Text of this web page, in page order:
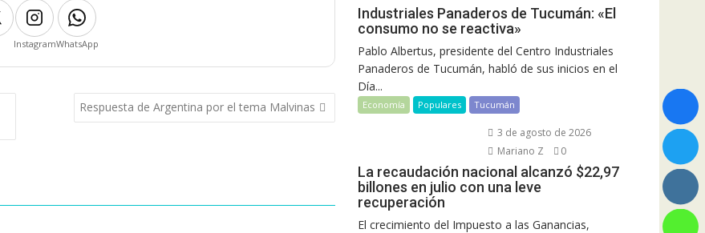
InstagramWhatsApp
Respuesta de Argentina por el tema Malvinas
Industriales Panaderos de Tucumán: «El
consumo no se reactiva»
Pablo Albertus, presidente del Centro Industriales
Panaderos de Tucumán, habló de sus inicios en el
Día...
Economía Populares Tucumán
3 de agosto de 2026
Mariano Z
0
La recaudación nacional alcanzó $22,97
billones en julio con una leve
recuperación
El crecimiento del Impuesto a las Ganancias,